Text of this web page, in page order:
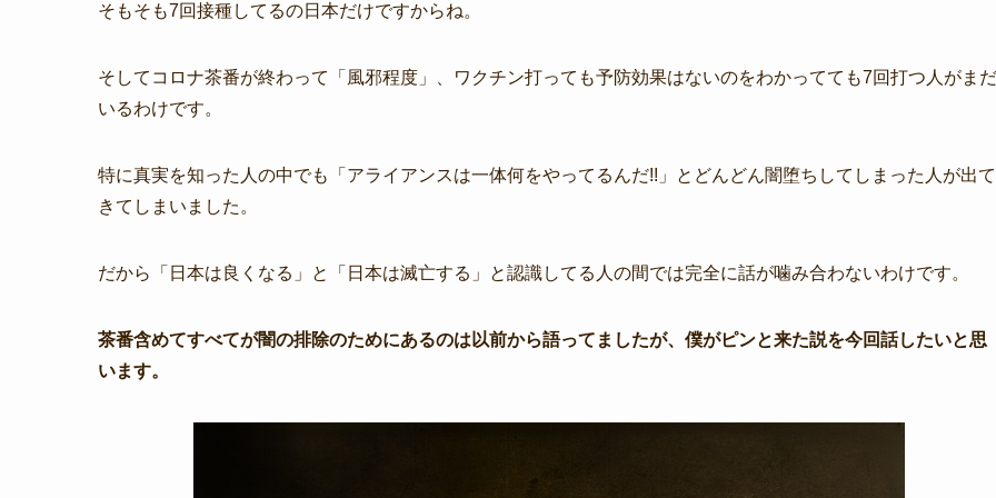
そもそも7回接種してるの日本だけですからね。
そしてコロナ茶番が終わって「風邪程度」、ワクチン打っても予防効果はないのをわかってても7回打つ人がまだ
いるわけです。
特に真実を知った人の中でも「アライアンスは一体何をやってるんだ!!」とどんどん闇堕ちしてしまった人が出て
きてしまいました。
だから「日本は良くなる」と「日本は滅亡する」と認識してる人の間では完全に話が噛み合わないわけです。
茶番含めてすべてが闇の排除のためにあるのは以前から語ってましたが、僕がピンと来た説を今回話したいと思
います。